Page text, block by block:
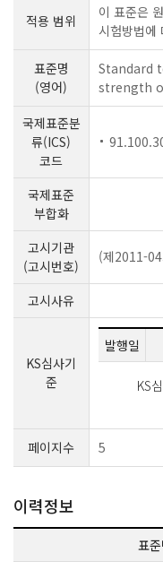
적용 범위
이 표준은
시험방법에
표준명
(영어)
Standard
strength
국제표준분
류(ICS)
코드
국제표준
부합화
고시기관
(고시번호)
(제2011-
고시사유
KS심사기
준
발행일
KS
페이지수 5
이력정보
표